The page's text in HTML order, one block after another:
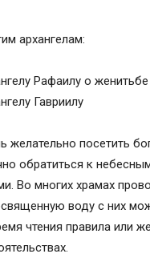
архангелам:
Рафаилу о женитьбе
Гавриилу
желательно посетить
обратиться к
Во многих храмах
воду с них
чтения правила или